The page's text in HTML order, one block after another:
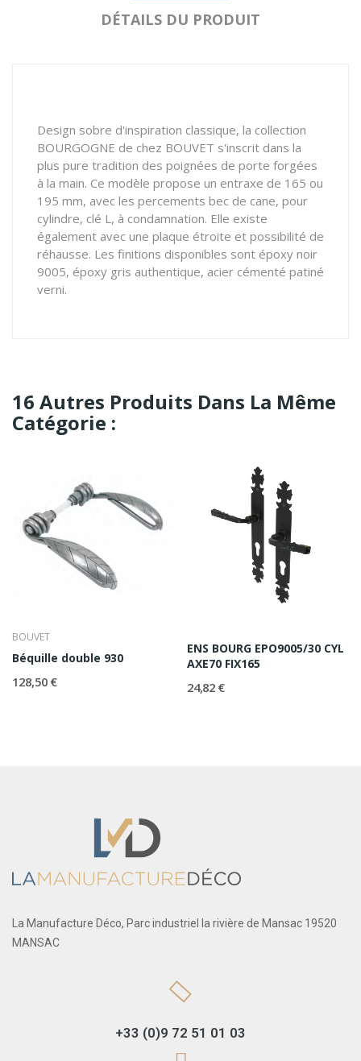
DÉTAILS DU PRODUIT
Design sobre d'inspiration classique, la collection
BOURGOGNE de chez BOUVET s'inscrit dans la
plus pure tradition des poignées de porte forgées
à la main. Ce modèle propose un entraxe de 165 ou
195 mm, avec les percements bec de cane, pour
cylindre, clé L, à condamnation. Elle existe
également avec une plaque étroite et possibilité de
réhausse. Les finitions disponibles sont époxy noir
9005, époxy gris authentique, acier cémenté patiné
verni.
16 Autres Produits Dans La Même
Catégorie :
BOUVET
Béquille double 930
128,50 €
ENS BOURG EPO9005/30 CYL
AXE70 FIX165
24,82 €
La Manufacture Déco, Parc industriel la rivière de Mansac 19520
MANSAC
+33 (0)9 72 51 01 03